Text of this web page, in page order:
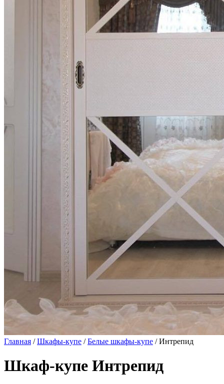
Главная /Шкафы-купе /Белые шкафы-купе / Интрепид
Шкаф-купе Интрепид